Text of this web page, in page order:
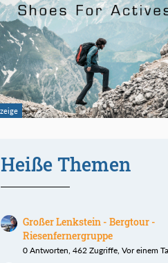
Heiße Themen
Großer Lenkstein - Bergtour -
Riesenfernergruppe
0 Antworten, 462 Zugriffe, Vor einem